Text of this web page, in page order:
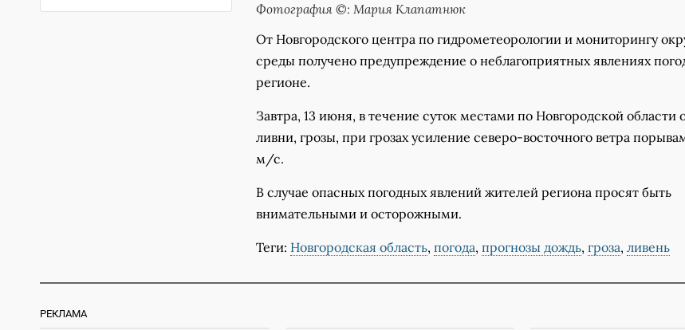
Фотография ©: Мария Клапатнюк
️От Новгородского центра по гидрометеорологии и мониторингу
среды получено предупреждение о неблагоприятных явлениях
регионе.
Завтра, 13 июня, в течение суток местами по Новгородской области
ливни, грозы, при грозах усиление северо-восточного ветра
м/с.
В случае опасных погодных явлений жителей региона просят быть
внимательными и осторожными.
Теги: Новгородская область, погода, прогнозы дождь, гроза, ливень
РЕКЛАМА